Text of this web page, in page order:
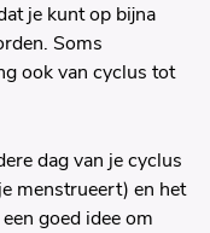
je kunt op bijna
Soms
ook van cyclus tot
dag van je cyclus
menstrueert) en het
goed idee om